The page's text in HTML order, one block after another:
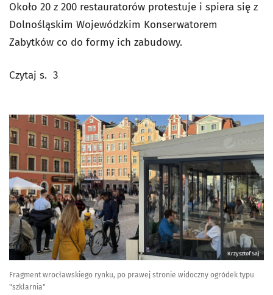
Około 20 z 200 restauratorów protestuje i spiera się z
Dolnośląskim Wojewódzkim Konserwatorem
Zabytków co do formy ich zabudowy.
Czytaj s. 3
Krzysztof Saj
Fragment wrocławskiego rynku, po prawej stronie widoczny ogródek typu
"szklarnia"